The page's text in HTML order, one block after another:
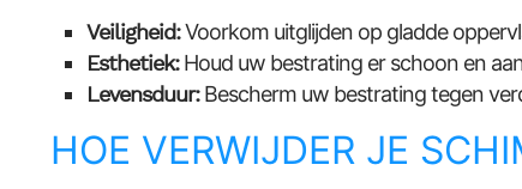
Veiligheid:Voorkom uitglijden op gladde
Esthetiek:Houd uw bestrating er schoon en
Levensduur:Bescherm uw bestrating tegen
HOE VERWIJDER JE